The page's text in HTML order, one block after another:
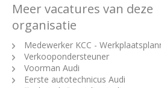
Meer vacatures van deze
organisatie
Medewerker KCC -
Verkoopondersteuner
Voorman Audi
Eerste autotechnicus Audi